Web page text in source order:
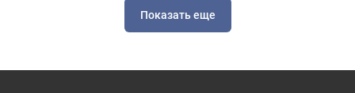
Показать еще